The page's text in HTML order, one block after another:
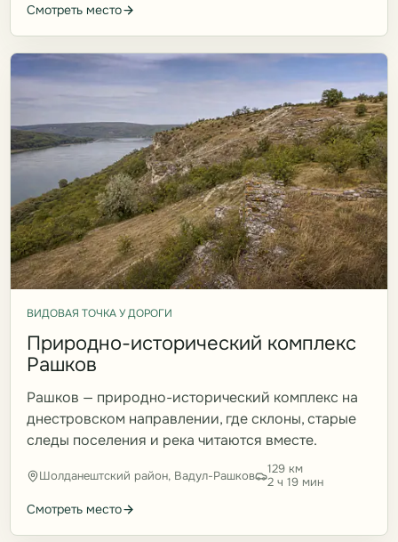
Смотреть место
ВИДОВАЯ ТОЧКА У ДОРОГИ
Природно-исторический комплекс
Рашков
Рашков — природно-исторический комплекс на
днестровском направлении, где склоны, старые
следы поселения и река читаются вместе.
Шолданештский район, Вадул-Рашков
129 км
2 ч 19 мин
Смотреть место